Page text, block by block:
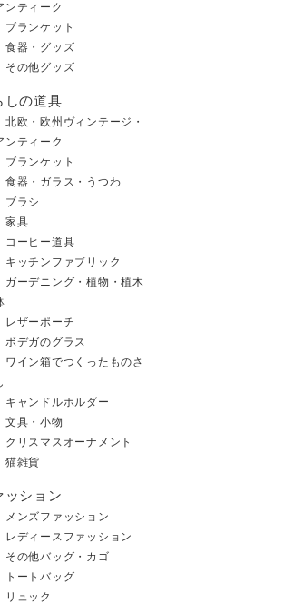
ンティーク
ブランケット
食器・グッズ
その他グッズ
しの道具
北欧・欧州ヴィンテージ・
ンティーク
ブランケット
食器・ガラス・うつわ
ブラシ
家具
コーヒー道具
キッチンファブリック
ガーデニング・植物・植木
レザーポーチ
ボデガのグラス
ワイン箱でつくったものさ
キャンドルホルダー
文具・小物
クリスマスオーナメント
猫雑貨
ッション
メンズファッション
レディースファッション
その他バッグ・カゴ
トートバッグ
リュック